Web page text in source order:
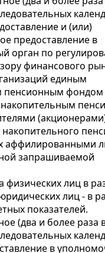
и (или)
предоставление в
орган по
финансового
единым
пенсионным фондом
аффилированными
запрашиваемой
физических лиц в
лиц - в
показателей.
(два и более раза
в